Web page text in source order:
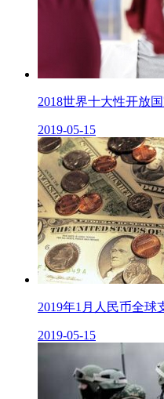
2018世界十大性开放
2019-05-15
2019年1月人民币全球
2019-05-15